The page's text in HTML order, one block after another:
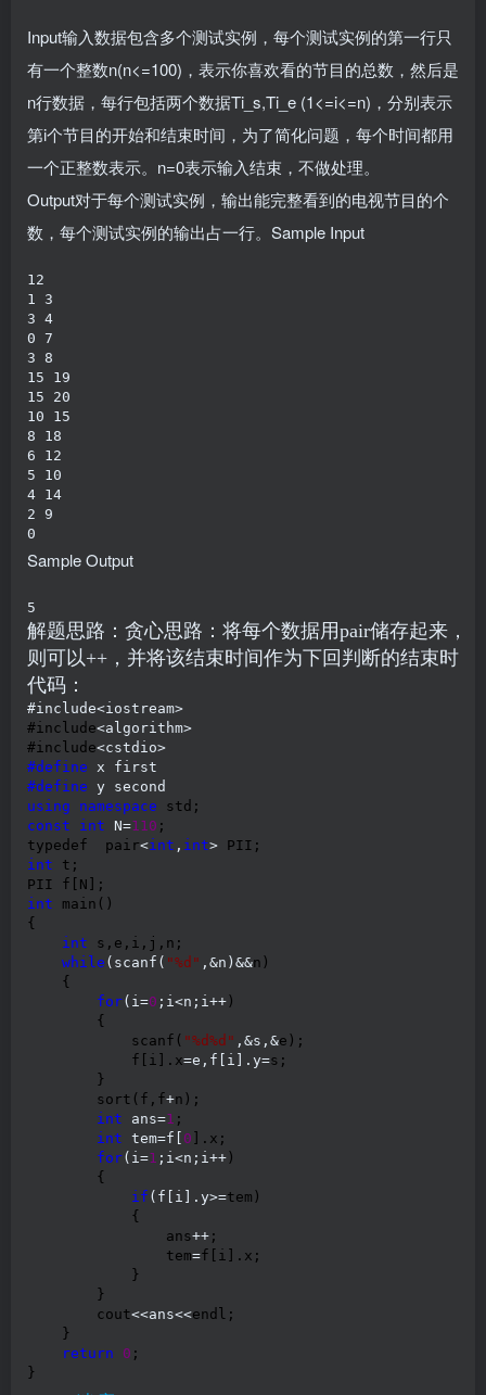
Input输入数据包含多个测试实例，每个测试实例的第一行只
有一个整数n(n<=100)，表示你喜欢看的节目的总数，然后是
n行数据，每行包括两个数据Ti_s,Ti_e (1<=i<=n)，分别表示
第i个节目的开始和结束时间，为了简化问题，每个时间都用
一个正整数表示。n=0表示输入结束，不做处理。
Output对于每个测试实例，输出能完整看到的电视节目的个
数，每个测试实例的输出占一行。Sample Input
12
1 3
3 4
0 7
3 8
15 19
15 20
10 15
8 18
6 12
5 10
4 14
2 9
0
Sample Output
5
解题思路：贪心思路：将每个数据用pair储存起来，
则可以++，并将该结束时间作为下回判断的结束时
代码：
#include<iostream>
#include<algorithm>
#include
#define
#define
using
namespace
const
int N=110 ;
typedef  pair<int , int>
int t;
int main()
{
int s,e,i,j,n;
while (scanf( "%d " ,&n)&&n)
    {
for(i=0 ;i<n;i++ )
        {
            scanf(
"%d%d " ,&s,&e);
            f[i].x
=e,f[i].y=s;
        }
        sort(f,f
+n);
int ans=1 ;
int tem=f[ 0 ].x;
for(i=1 ;i<n;i++ )
        {
if (f[i].y>=tem)
            {
                ans
++ ;
                tem
=f[i].x;
            }
        }
        cout
<<ans<<endl;
    }
return
0 ;
}